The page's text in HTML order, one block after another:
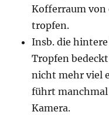
Kofferraum von
tropfen.
Insb. die
Tropfen
nicht mehr viel
führt
Kamera.